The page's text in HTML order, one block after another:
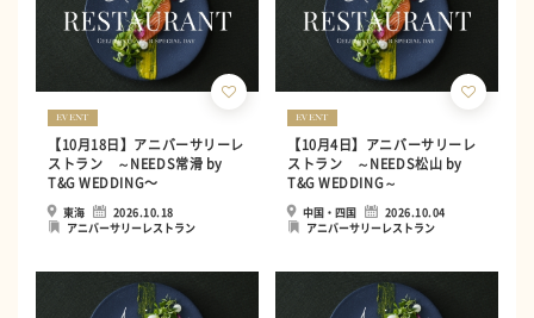
EVENT
【10月18日】アニバーサリーレ
ストラン ～NEEDS常滑 by
T&G WEDDING〜
東海
2026.10.18
アニバーサリーレストラン
EVENT
【10月4日】アニバーサリーレ
ストラン ～NEEDS松山 by
T&G WEDDING～
中国・四国
2026.10.04
アニバーサリーレストラン